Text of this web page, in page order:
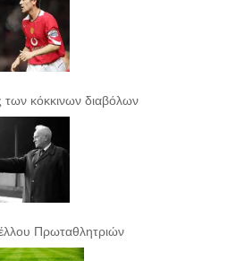
κόκκινων διαβόλων
Πρωταθλητριών